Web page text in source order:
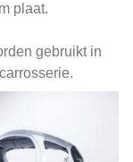
plaat.
gebruikt in